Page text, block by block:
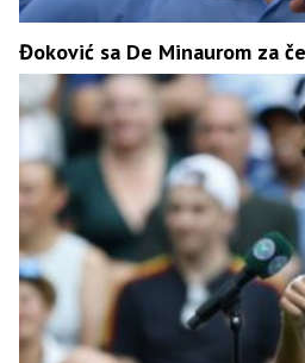
Đoković sa De Minaurom za